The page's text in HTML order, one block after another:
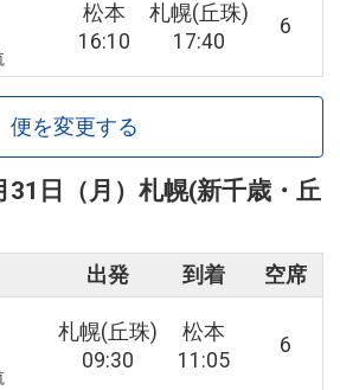
松本
16:10
札幌(丘珠)
17:40
6
便を変更する
日（月） 札幌(新千歳・丘
出発 到着 空席
札幌(丘珠)
09:30
松本
11:05
6